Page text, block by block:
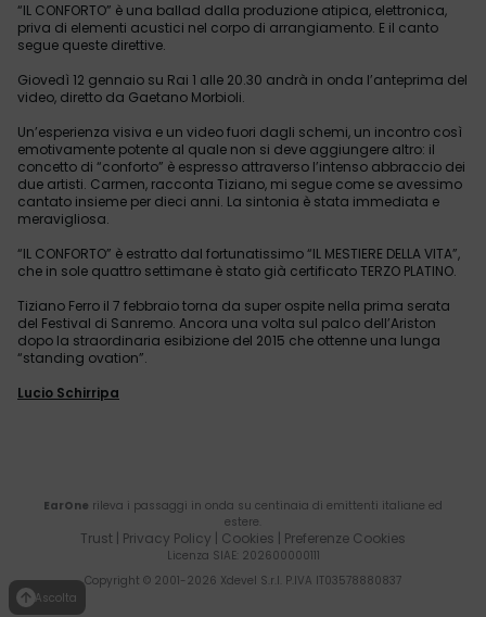
“IL CONFORTO” è una ballad dalla produzione atipica, elettronica,
priva di elementi acustici nel corpo di arrangiamento. E il canto
segue queste direttive.
Giovedì 12 gennaio su Rai 1 alle 20.30 andrà in onda l’anteprima del
video, diretto da Gaetano Morbioli.
Un’esperienza visiva e un video fuori dagli schemi, un incontro così
emotivamente potente al quale non si deve aggiungere altro: il
concetto di “conforto” è espresso attraverso l’intenso abbraccio dei
due artisti. Carmen, racconta Tiziano, mi segue come se avessimo
cantato insieme per dieci anni. La sintonia è stata immediata e
meravigliosa.
“IL CONFORTO” è estratto dal fortunatissimo “IL MESTIERE DELLA VITA”,
che in sole quattro settimane è stato già certificato TERZO PLATINO.
Tiziano Ferro il 7 febbraio torna da super ospite nella prima serata
del Festival di Sanremo. Ancora una volta sul palco dell’Ariston
dopo la straordinaria esibizione del 2015 che ottenne una lunga
“standing ovation”.
Lucio Schirripa
EarOne rileva i passaggi in onda su centinaia di emittenti italiane ed
estere.
Trust Privacy Policy Cookies Preferenze Cookies
Licenza SIAE: 202600000111
Copyright © 2001- 2026 Xdevel S.r.l. P.IVA IT03578880837
Ascolta